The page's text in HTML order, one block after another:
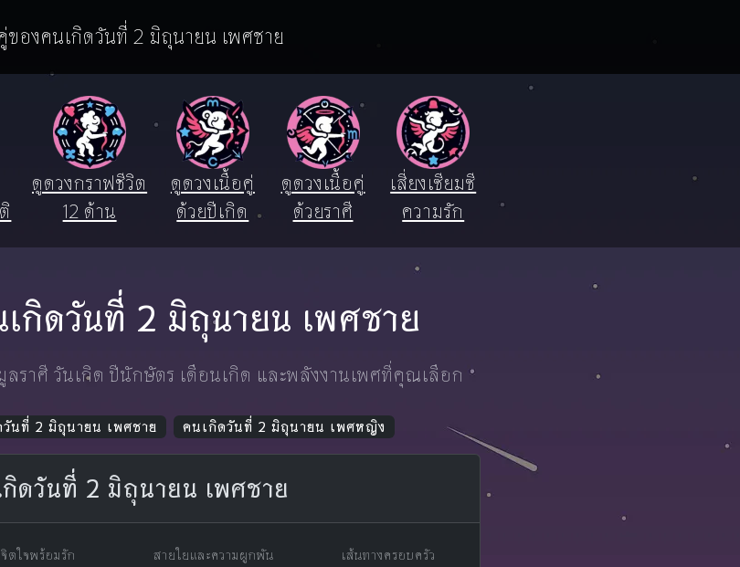
ของคนเกิดวันที่ 2 มิถุนายน เพศชาย
ดูดวงกราฟชีวิต
12 ด้าน
ดูดวงเนื้อคู่
ด้วยปีเกิด
ดูดวงเนื้อคู่
ด้วยราศี
เสี่ยงเซียมซี
ความรัก
กิดวันที่ 2 มิถุนายน เพศชาย
ลราศี วันเกิด ปีนักษัตร เดือนเกิด และพลังงานเพศที่คุณเลือก
นที่ 2 มิถุนายน เพศชาย คนเกิดวันที่ 2 มิถุนายน เพศหญิง
กิดวันที่ 2 มิถุนายน เพศชาย
จิตใจพร้อมรัก สายใยและความผูกพัน เส้นทางครอบครัว